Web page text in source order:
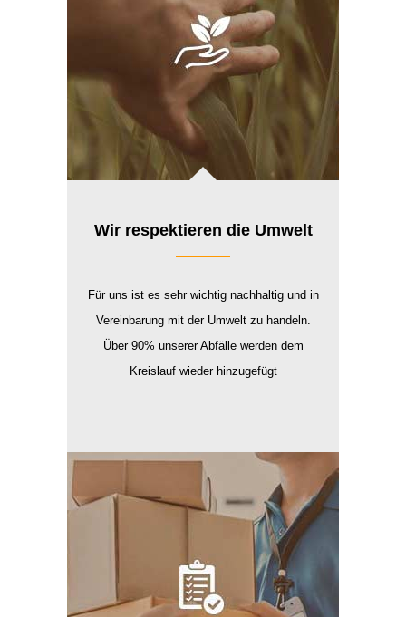
Wir respektieren die Umwelt
Für uns ist es sehr wichtig nachhaltig und in
Vereinbarung mit der Umwelt zu handeln.
Über 90% unserer Abfälle werden dem
Kreislauf wieder hinzugefügt